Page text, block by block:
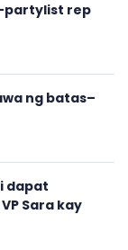
partylist rep
ng batas–
dapat
Sara kay